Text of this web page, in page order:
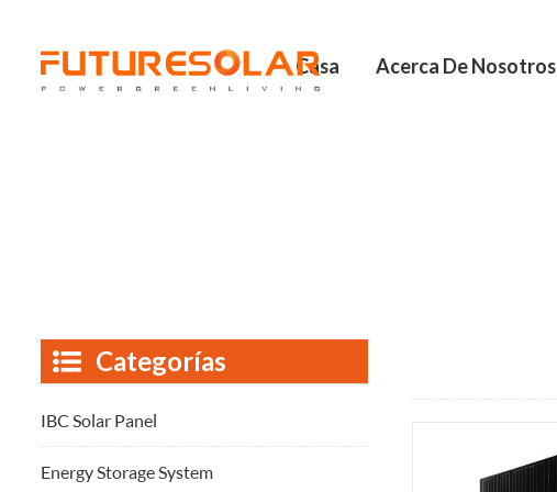
Casa Acerca De Nosotros
Categorías
IBC Solar Panel
Energy Storage System